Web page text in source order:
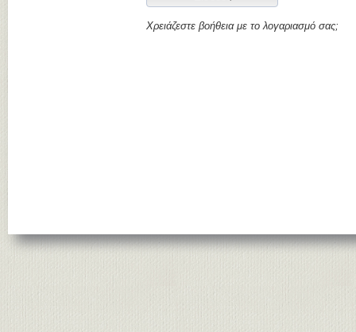
Χρειάζεστε βοήθεια με το λογαριασμό σας;